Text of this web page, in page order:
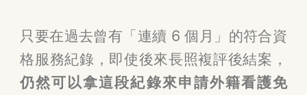
只要在過去曾有「連續 6 個月」的符合資
格服務紀錄，即使後來長照複評後結案，
仍然可以拿這段紀錄來申請外籍看護免